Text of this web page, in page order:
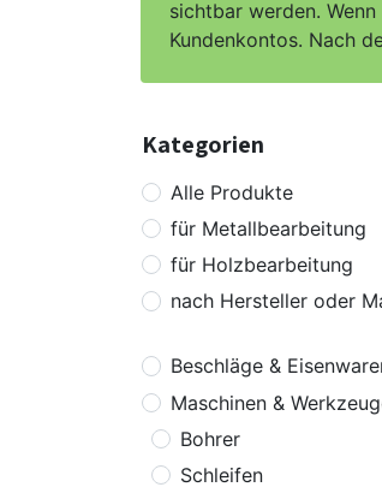
sichtbar werden.
Kundenkontos. Nach
Kategorien
Alle Produkte
für Metallbearbeitung
für Holzbearbeitung
nach Hersteller oder
Beschläge &
Maschinen &
Bohrer
Schleifen